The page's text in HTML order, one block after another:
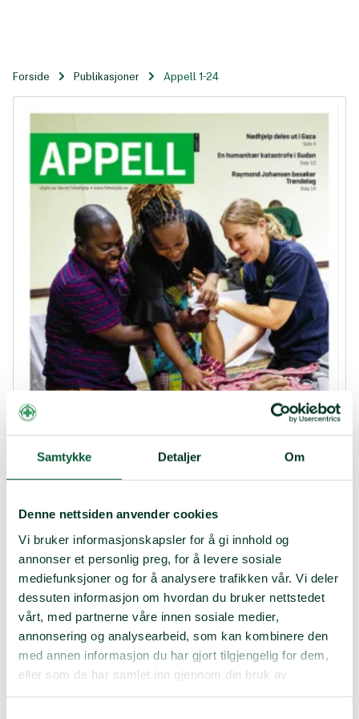
Samtykke Detaljer Om
Denne nettsiden anvender cookies
Vi bruker informasjonskapsler for å gi innhold og
annonser et personlig preg, for å levere sosiale
mediefunksjoner og for å analysere trafikken vår. Vi deler
dessuten informasjon om hvordan du bruker nettstedet
vårt, med partnerne våre innen sosiale medier,
annonsering og analysearbeid, som kan kombinere den
med annen informasjon du har gjort tilgjengelig for dem,
eller som de har samlet inn gjennom din bruk av
Forside Publikasjoner Appell 1-24
Appell 1-24
Appell
Appell 1-24
Sanitet: Nye oppgaver i inn- og utland
APPELL 01-2024.pdf